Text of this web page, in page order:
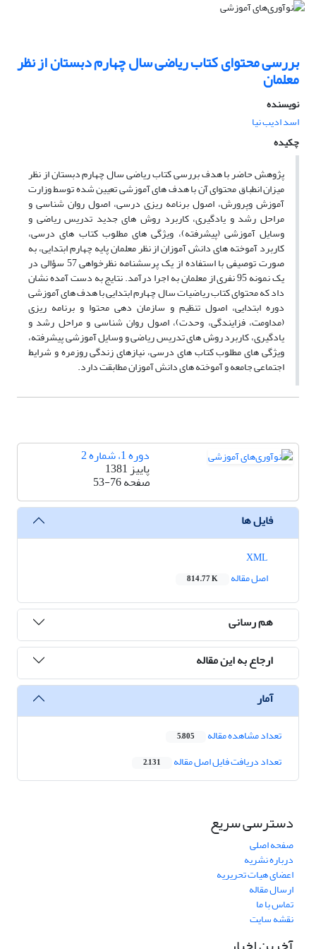
بررسی محتوای کتاب ریاضی سال چهارم دبستان از نظر
معلمان
نویسنده
اسد ادیب نیا
چکیده
پژوهش حاضر با هدف بررسی کتاب ریاضی سال چهارم دبستان از نظر
میزان انطباق محتوای آن با هدف های آموزشی تعیین شده توسط وزارت
آموزش وپرورش، اصول برنامه ریزی درسی، اصول روان شناسی و
مراحل رشد و یادگیری، کاربرد روش های جدید تدریس ریاضی و
وسایل آموزشی (پیشرفته)، ویژگی های مطلوب کتاب های درسی،
کاربرد آموخته های دانش آموزان از نظر معلمان پایه چهارم ابتدایی، به
صورت توصیفی با استفاده از یک پرسشنامه نظرخواهی 57 سؤالی در
یک نمونه 95 نفری از معلمان به اجرا درآمد. نتایج به دست آمده نشان
داد که محتوای کتاب ریاضیات سال چهارم ابتدایی با هدف های آموزشی
دوره ابتدایی، اصول تنظیم و سازمان دهی محتوا و برنامه ریزی
(مداومت، فزایندگی، وحدت)، اصول روان شناسی و مراحل رشد و
یادگیری، کاربرد روش های تدریس ریاضی و وسایل آموزشی پیشرفته،
ویژگی های مطلوب کتاب های درسی، نیازهای زندگی روزمره و شرایط
اجتماعی جامعه و آموخته های دانش آموزان مطابقت دارد.
دوره 1، شماره 2
پاییز 1381
صفحه53-76
فایل ها
اصل مقاله
814.77 K
هم رسانی
ارجاع به این مقاله
آمار
تعداد مشاهده مقاله 5,805
تعداد دریافت فایل اصل مقاله 2,131
دسترسی سریع
صفحه اصلی
درباره نشریه
اعضای هیات تحریریه
ارسال مقاله
تماس با ما
نقشه سایت